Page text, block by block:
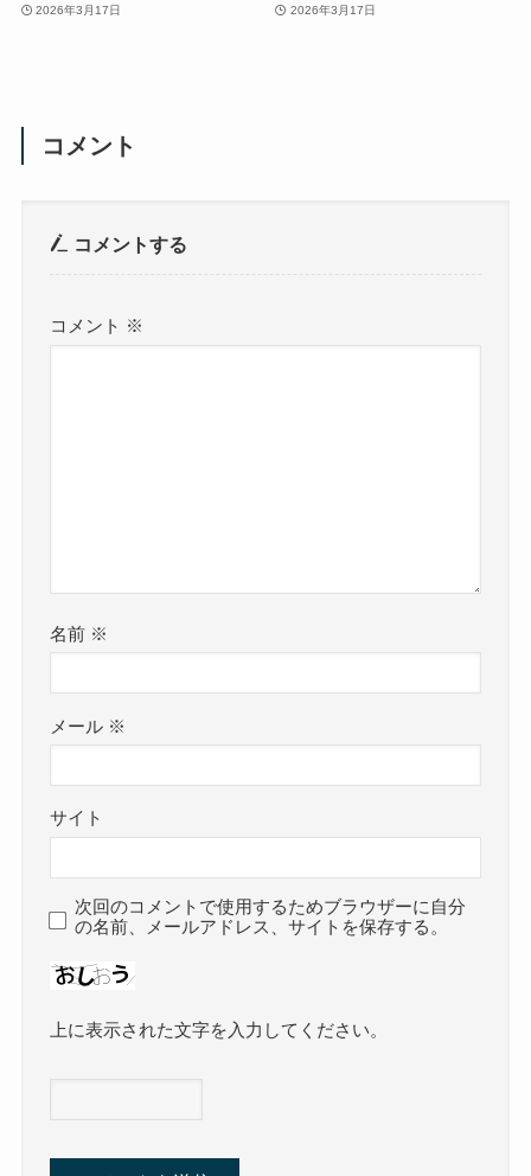
2026年3月17日 2026年3月17日
コメント
コメントする
コメント ※
名前 ※
メール ※
サイト
次回のコメントで使用するためブラウザーに自分
の名前、メールアドレス、サイトを保存する。
上に表示された文字を入力してください。